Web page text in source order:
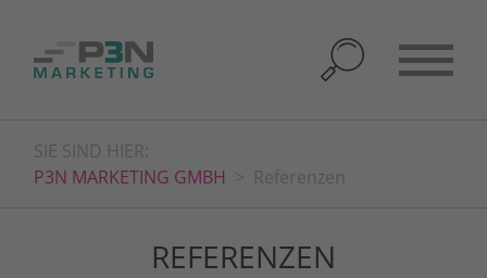
SIE SIND HIER:
P3N MARKETING GMBH
Referenzen
REFERENZEN